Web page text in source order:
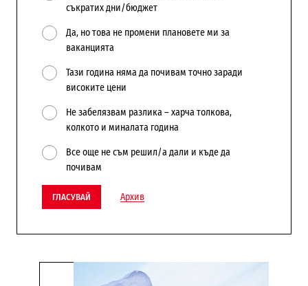
съкратих дни/бюджет
Да, но това не промени плановете ми за
ваканцията
Тази година няма да почивам точно заради
високите цени
Не забелязвам разлика – харча толкова,
колкото и миналата година
Все още не съм решил/а дали и къде да
почивам
ГЛАСУВАЙ Архив